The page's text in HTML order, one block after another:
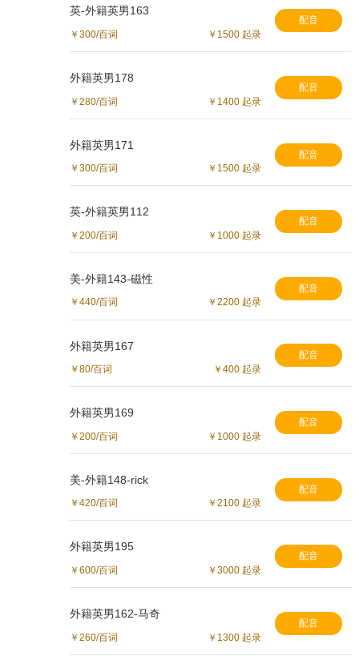
英-外籍英男163
￥300/百词 ￥1500 起录
配音
外籍英男178
￥280/百词 ￥1400 起录
配音
外籍英男171
￥300/百词 ￥1500 起录
配音
英-外籍英男112
￥200/百词 ￥1000 起录
配音
美-外籍143-磁性
￥440/百词 ￥2200 起录
配音
外籍英男167
￥80/百词 ￥400 起录
配音
外籍英男169
￥200/百词 ￥1000 起录
配音
美-外籍148-rick
￥420/百词 ￥2100 起录
配音
外籍英男195
￥600/百词 ￥3000 起录
配音
外籍英男162-马奇
￥260/百词 ￥1300 起录
配音